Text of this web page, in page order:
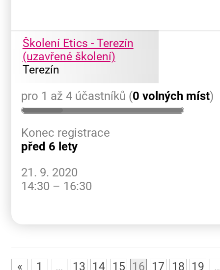
Školení Etics - Terezín
(uzavřené školení)
Terezín
pro 1 až 4 účastníků (0 volných míst)
Konec registrace
před 6 lety
21. 9. 2020
14:30 – 16:30
« 1 … 13 14 15 16 17 18 19